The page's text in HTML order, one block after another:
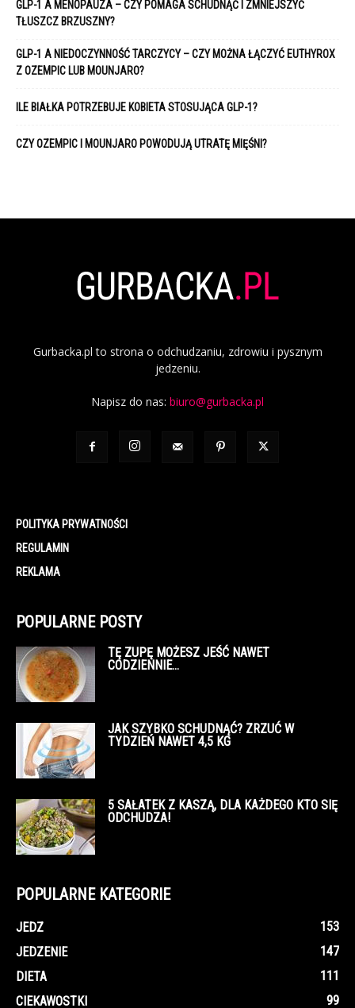
GLP-1 A MENOPAUZA – CZY POMAGA SCHUDNĄĆ I ZMNIEJSZYĆ
TŁUSZCZ BRZUSZNY?
GLP-1 A NIEDOCZYNNOŚĆ TARCZYCY – CZY MOŻNA ŁĄCZYĆ EUTHYROX
Z OZEMPIC LUB MOUNJARO?
ILE BIAŁKA POTRZEBUJE KOBIETA STOSUJĄCA GLP-1?
CZY OZEMPIC I MOUNJARO POWODUJĄ UTRATĘ MIĘŚNI?
Gurbacka.pl to strona o odchudzaniu, zdrowiu i pysznym
jedzeniu.
Napisz do nas: biuro@gurbacka.pl
POLITYKA PRYWATNOŚCI
REGULAMIN
REKLAMA
POPULARNE POSTY
TĘ ZUPĘ MOŻESZ JEŚĆ NAWET
CODZIENNIE…
JAK SZYBKO SCHUDNĄĆ? ZRZUĆ W
TYDZIEŃ NAWET 4,5 KG
5 SAŁATEK Z KASZĄ, DLA KAŻDEGO KTO SIĘ
ODCHUDZA!
POPULARNE KATEGORIE
JEDZ
153
JEDZENIE
147
DIETA
111
CIEKAWOSTKI
99